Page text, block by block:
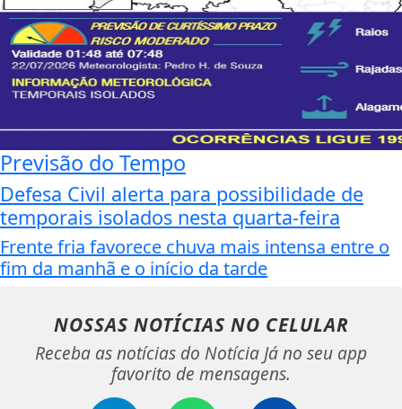
Previsão do Tempo
Defesa Civil alerta para possibilidade de
temporais isolados nesta quarta-feira
Frente fria favorece chuva mais intensa entre o
fim da manhã e o início da tarde
NOSSAS NOTÍCIAS NO CELULAR
Receba as notícias do Notícia Já no seu app
favorito de mensagens.